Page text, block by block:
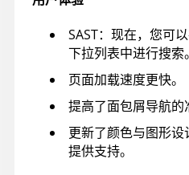
SAST：现在，您可
下拉列表中进行搜索。
页面加载速度更快。
提高了面包屑导航的
更新了颜色与图形
提供支持。